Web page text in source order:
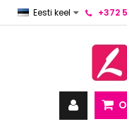
Eesti keel +372